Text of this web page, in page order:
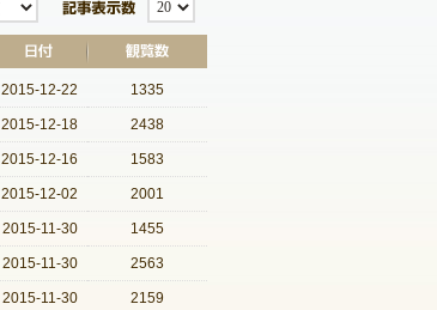
記事表示数
2015-12-22 1335
2015-12-18 2438
2015-12-16 1583
2015-12-02 2001
2015-11-30 1455
2015-11-30 2563
2015-11-30 2159